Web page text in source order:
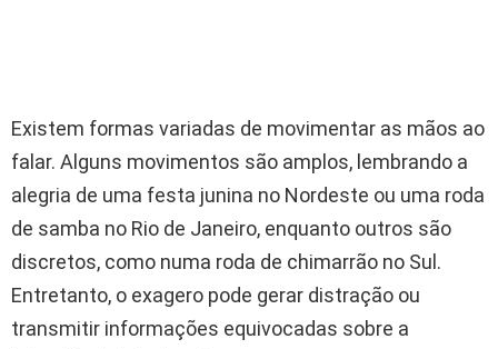
Existem formas variadas de movimentar as mãos ao
falar. Alguns movimentos são amplos, lembrando a
alegria de uma festa junina no Nordeste ou uma roda
de samba no Rio de Janeiro, enquanto outros são
discretos, como numa roda de chimarrão no Sul.
Entretanto, o exagero pode gerar distração ou
transmitir informações equivocadas sobre a